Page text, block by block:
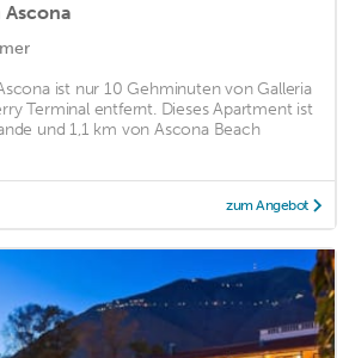
ist nur 10 Gehminuten von Galleria
Terminal entfernt. Dieses Apartment ist
und 1,1 km von Ascona Beach
zum Angebot